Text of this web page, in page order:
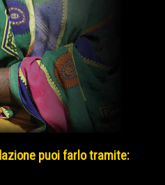
puoi farlo tramite: